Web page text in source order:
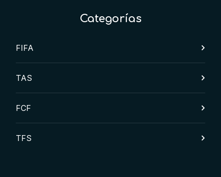
Categorías
FIFA
TAS
FCF
TFS